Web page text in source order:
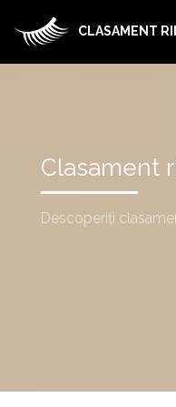
CLASAMENT
Clasament
Descoperiți